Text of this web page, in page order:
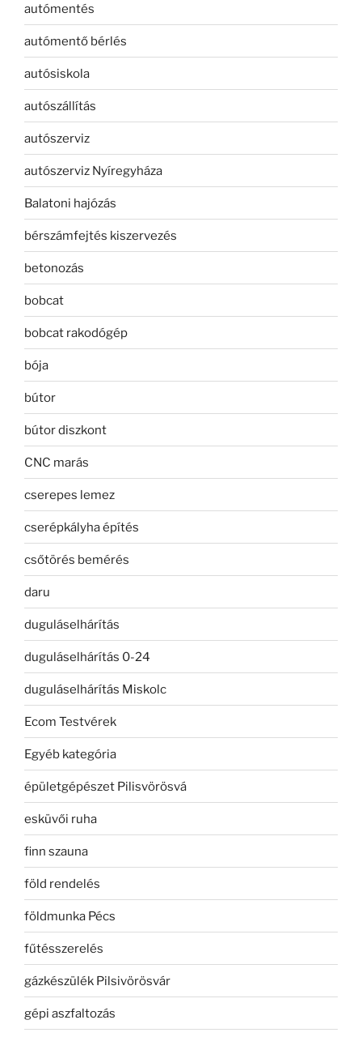
autómentés
autómentő bérlés
autósiskola
autószállítás
autószerviz
autószerviz Nyíregyháza
Balatoni hajózás
bérszámfejtés kiszervezés
betonozás
bobcat
bobcat rakodógép
bója
bútor
bútor diszkont
CNC marás
cserepes lemez
cserépkályha építés
csőtörés bemérés
daru
duguláselhárítás
duguláselhárítás 0-24
duguláselhárítás Miskolc
Ecom Testvérek
Egyéb kategória
épületgépészet Pilisvörösvá
esküvői ruha
finn szauna
föld rendelés
földmunka Pécs
fűtésszerelés
gázkészülék Pilsivörösvár
gépi aszfaltozás